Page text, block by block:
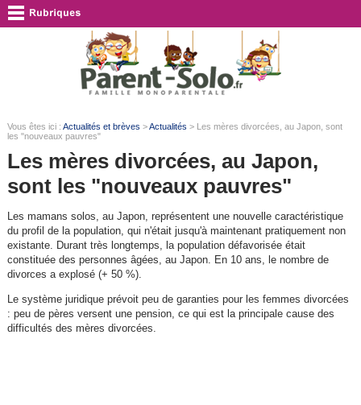
Vous êtes ici : Actualités et brèves >Actualités > Les mères divorcées, au Japon, sont
les "nouveaux pauvres"
Les mères divorcées, au Japon,
sont les "nouveaux pauvres"
Les mamans solos, au Japon, représentent une nouvelle caractéristique
du profil de la population, qui n'était jusqu'à maintenant pratiquement non
existante. Durant très longtemps, la population défavorisée était
constituée des personnes âgées, au Japon. En 10 ans, le nombre de
divorces a explosé (+ 50 %).
Le système juridique prévoit peu de garanties pour les femmes divorcées
: peu de pères versent une pension, ce qui est la principale cause des
difficultés des mères divorcées.